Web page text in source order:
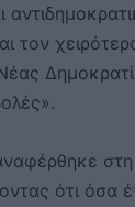
τον
στη
ότι